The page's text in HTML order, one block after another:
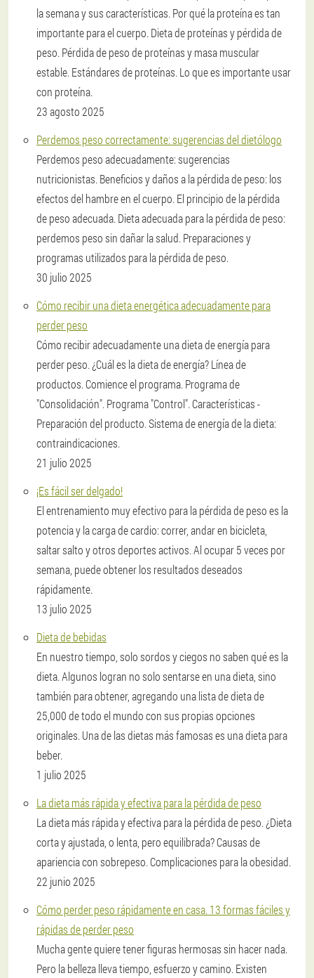
la semana y sus características. Por qué la proteína es tan
importante para el cuerpo. Dieta de proteínas y pérdida de
peso. Pérdida de peso de proteínas y masa muscular
estable. Estándares de proteínas. Lo que es importante usar
con proteína.
23 agosto 2025
Perdemos peso correctamente: sugerencias del dietólogo
Perdemos peso adecuadamente: sugerencias
nutricionistas. Beneficios y daños a la pérdida de peso: los
efectos del hambre en el cuerpo. El principio de la pérdida
de peso adecuada. Dieta adecuada para la pérdida de peso:
perdemos peso sin dañar la salud. Preparaciones y
programas utilizados para la pérdida de peso.
30 julio 2025
Cómo recibir una dieta energética adecuadamente para
perder peso
Cómo recibir adecuadamente una dieta de energía para
perder peso. ¿Cuál es la dieta de energía? Línea de
productos. Comience el programa. Programa de
"Consolidación". Programa "Control". Características -
Preparación del producto. Sistema de energía de la dieta:
contraindicaciones.
21 julio 2025
¡Es fácil ser delgado!
El entrenamiento muy efectivo para la pérdida de peso es la
potencia y la carga de cardio: correr, andar en bicicleta,
saltar salto y otros deportes activos. Al ocupar 5 veces por
semana, puede obtener los resultados deseados
rápidamente.
13 julio 2025
Dieta de bebidas
En nuestro tiempo, solo sordos y ciegos no saben qué es la
dieta. Algunos logran no solo sentarse en una dieta, sino
también para obtener, agregando una lista de dieta de
25,000 de todo el mundo con sus propias opciones
originales. Una de las dietas más famosas es una dieta para
beber.
1 julio 2025
La dieta más rápida y efectiva para la pérdida de peso
La dieta más rápida y efectiva para la pérdida de peso. ¿Dieta
corta y ajustada, o lenta, pero equilibrada? Causas de
apariencia con sobrepeso. Complicaciones para la obesidad.
22 junio 2025
Cómo perder peso rápidamente en casa. 13 formas fáciles y
rápidas de perder peso
Mucha gente quiere tener figuras hermosas sin hacer nada.
Pero la belleza lleva tiempo, esfuerzo y camino. Existen